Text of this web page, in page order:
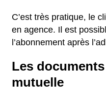
C’est très pratique, le
en agence. Il est
l’abonnement après
Les
mutuelle